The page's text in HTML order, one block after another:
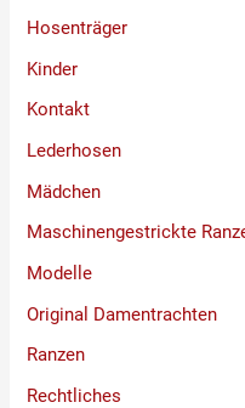
Hosenträger
Kinder
Kontakt
Lederhosen
Mädchen
Maschinengestrickte
Modelle
Original Damentrachten
Ranzen
Rechtliches